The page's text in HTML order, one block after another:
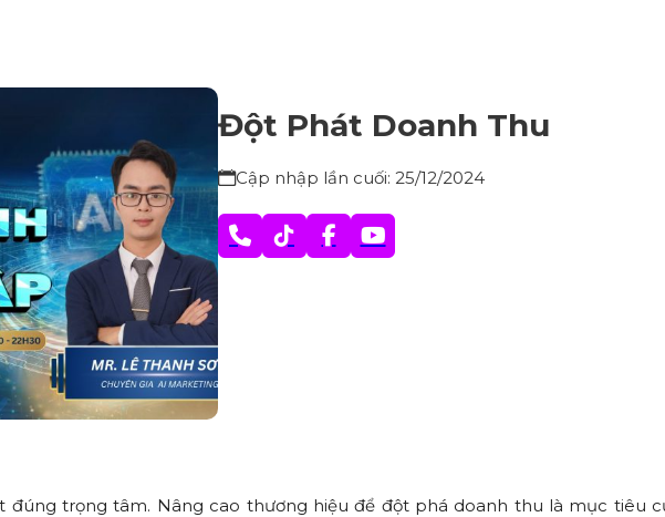
Đột Phát Doanh Thu
Cập nhập lần cuối: 25/12/2024
đúng trọng tâm. Nâng cao thương hiệu để đột phá doanh thu là mục tiêu